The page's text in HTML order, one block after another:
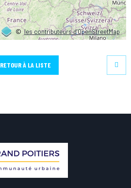
©les contributeurs d’OpenStreetMap
RETOUR À LA LISTE